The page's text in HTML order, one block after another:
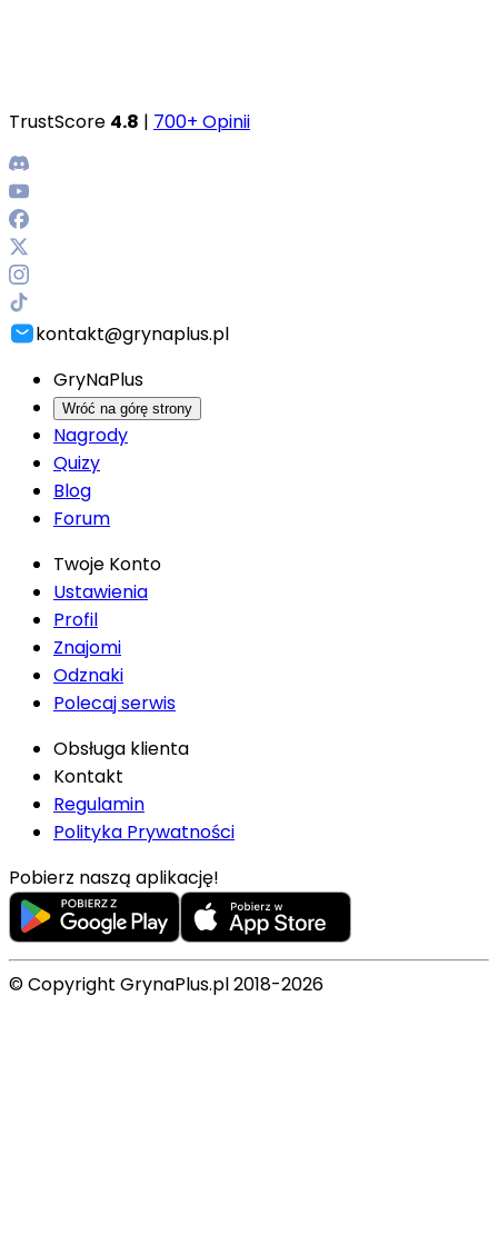
TrustScore 4.8 | 700+ Opinii
kontakt@grynaplus.pl
GryNaPlus
Wróć na górę strony
Nagrody
Quizy
Blog
Forum
Twoje Konto
Ustawienia
Profil
Znajomi
Odznaki
Polecaj serwis
Obsługa klienta
Kontakt
Regulamin
Polityka Prywatności
Pobierz naszą aplikację!
© Copyright GrynaPlus.pl 2018-2026